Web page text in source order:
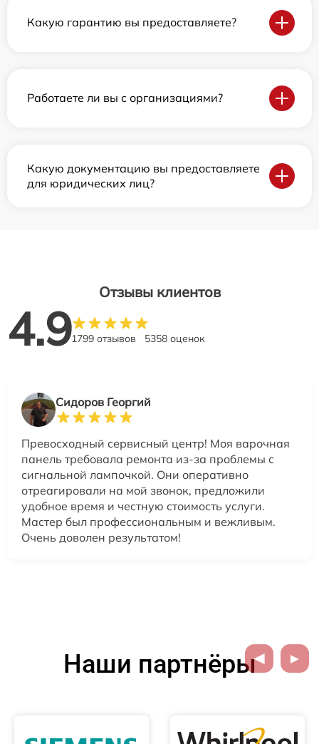
Какую гарантию вы предоставляете?
Работаете ли вы с организациями?
Какую документацию вы предоставляете
для юридических лиц?
Отзывы клиентов
4.91799 отзывов 5358 оценок
Сидоров Георгий
Превосходный сервисный центр! Моя варочная
панель требовала ремонта из-за проблемы с
сигнальной лампочкой. Они оперативно
отреагировали на мой звонок, предложили
удобное время и честную стоимость услуги.
Мастер был профессиональным и вежливым.
Очень доволен результатом!
Наши партнёры